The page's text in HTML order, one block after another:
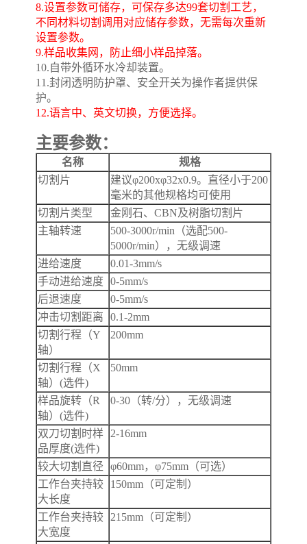
8.设置参数可储存，可保存多达99套切割工艺，
不同材料切割调用对应储存参数，无需每次重新
设置参数。
9.样品收集网，防止细小样品掉落。
10.自带外循环水冷却装置。
11.封闭透明防护罩、安全开关为操作者提供保
护。
12.语言中、英文切换，方便选择。
主要参数：
名称
规格
切割片
建议φ200xφ32x0.9。直径小于200
毫米的其他规格均可使用
切割片类型
金刚石、CBN及树脂切割片
主轴转速
500-3000r/min（选配500-
5000r/min），无级调速
进给速度
0.01-3mm/s
手动进给速度 0-5mm/s
后退速度
0-5mm/s
冲击切割距离
0.1-2mm
切割行程（Y
轴）
200mm
切割行程（X
轴）(选件)
50mm
样品旋转（R
轴）(选件)
0-30（转/分），无级调速
双刀切割时样
品厚度(选件)
2-16mm
较大切割直径
φ60mm，φ75mm（可选）
工作台夹持较
大长度
150mm（可定制）
工作台夹持较
大宽度
215mm（可定制）